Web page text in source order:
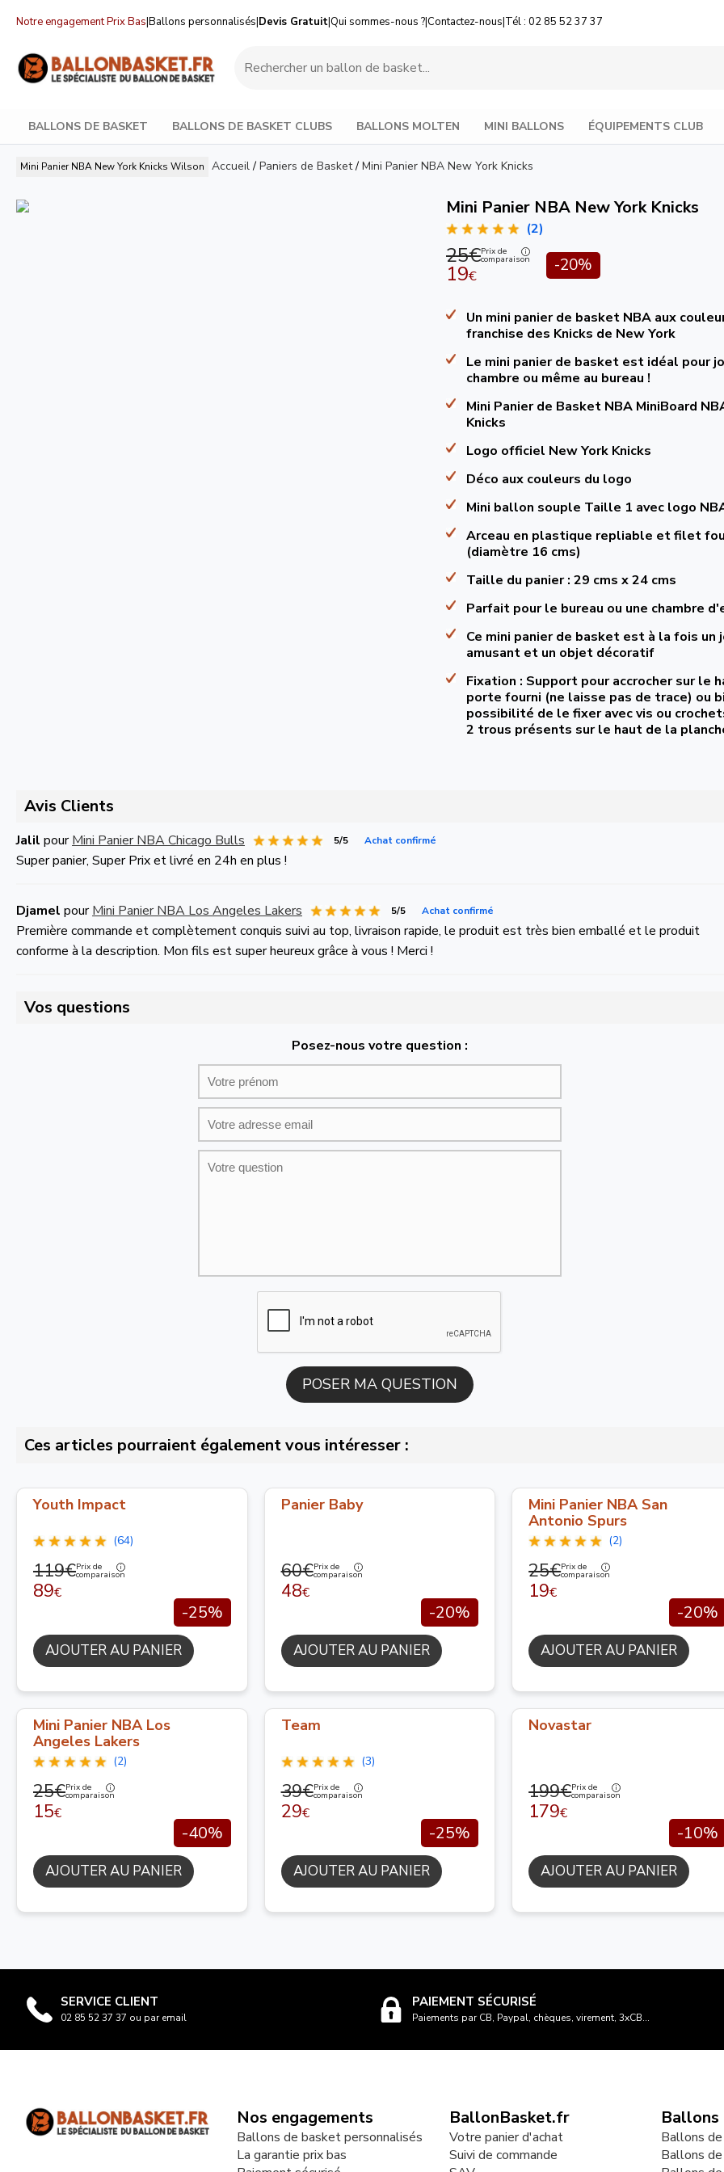
Notre engagement Prix Bas|Ballons personnalisés|Devis Gratuit|Qui sommes-nous ?|Contactez-nous|Tél : 02 85 52 37 37
BALLONS DE BASKET BALLONS DE BASKET CLUBS BALLONS MOLTEN MINI BALLONS ÉQUIPEMENTS CLUB
Mini Panier NBA New York Knicks Wilson Accueil / Paniers de Basket/ Mini Panier NBA New York Knicks
Mini Panier NBA New York Knicks
(2)
25€Prix de
comparaison
19€ -20%
Un mini panier de basket NBA aux
franchise des Knicks de New York
Le mini panier de basket est idéal pour
chambre ou même au bureau !
Mini Panier de Basket NBA MiniBoard
Knicks
Logo officiel New York Knicks
Déco aux couleurs du logo
Mini ballon souple Taille 1 avec logo
Arceau en plastique repliable et filet
(diamètre 16 cms)
Taille du panier : 29 cms x 24 cms
Parfait pour le bureau ou une chambre
Ce mini panier de basket est à la fois un
amusant et un objet décoratif
Fixation : Support pour accrocher sur le
porte fourni (ne laisse pas de trace) ou
possibilité de le fixer avec vis ou
2 trous présents sur le haut de la
Avis Clients
Jalil pourMini Panier NBA Chicago Bulls 5/5 Achat confirmé
Super panier, Super Prix et livré en 24h en plus !
Djamel pourMini Panier NBA Los Angeles Lakers 5/5 Achat confirmé
Première commande et complètement conquis suivi au top, livraison rapide, le produit est très bien emballé et le produit
conforme à la description. Mon fils est super heureux grâce à vous ! Merci !
Vos questions
Posez-nous votre question :
Ces articles pourraient également vous intéresser :
Youth Impact
(64)
119€Prix de
comparaison
89€
-25%
AJOUTER AU PANIER
Panier Baby
60€Prix de
comparaison
48€
-20%
AJOUTER AU PANIER
Mini Panier NBA San
Antonio Spurs
(2)
25€Prix de
comparaison
19€
-20%
AJOUTER AU PANIER
Mini Panier NBA Los
Angeles Lakers
(2)
25€Prix de
comparaison
15€
-40%
AJOUTER AU PANIER
Team
(3)
39€Prix de
comparaison
29€
-25%
AJOUTER AU PANIER
Novastar
199€Prix de
comparaison
179€
-10%
AJOUTER AU PANIER
SERVICE CLIENT
02 85 52 37 37 ou par email
PAIEMENT SÉCURISÉ
Paiements par CB, Paypal, chèques, virement, 3xCB...
Nos engagements
Ballons de basket personnalisés
La garantie prix bas
BallonBasket.fr
Votre panier d'achat
Suivi de commande
Ballons
Ballons
Ballons